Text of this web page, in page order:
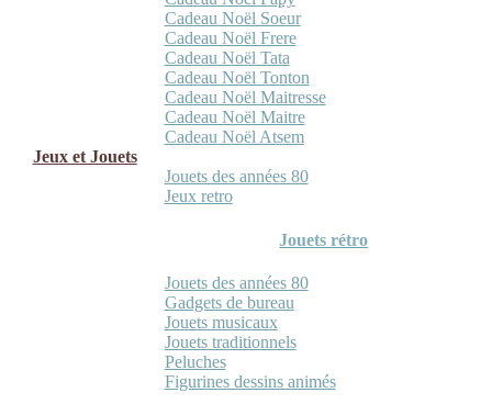
Cadeau Noël Soeur
Cadeau Noël Frere
Cadeau Noël Tata
Cadeau Noël Tonton
Cadeau Noël Maitresse
Cadeau Noël Maitre
Cadeau Noël Atsem
Jeux et Jouets
Jouets des années 80
Jeux retro
Jouets rétro
Jouets des années 80
Gadgets de bureau
Jouets musicaux
Jouets traditionnels
Peluches
Figurines dessins animés